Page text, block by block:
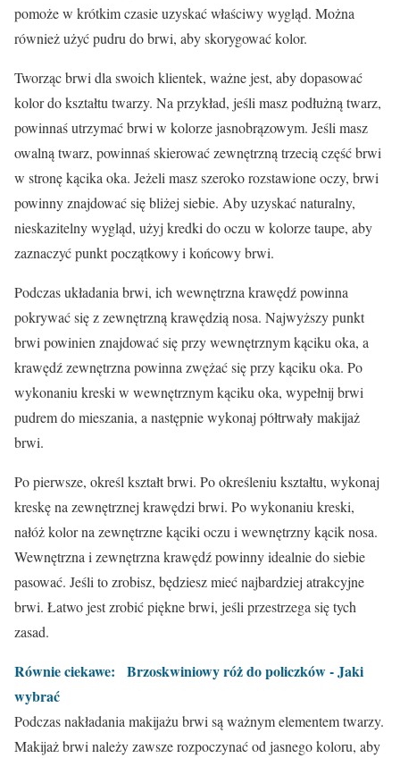
pomoże w krótkim czasie uzyskać właściwy wygląd. Można
również użyć pudru do brwi, aby skorygować kolor.
Tworząc brwi dla swoich klientek, ważne jest, aby dopasować
kolor do kształtu twarzy. Na przykład, jeśli masz podłużną twarz,
powinnaś utrzymać brwi w kolorze jasnobrązowym. Jeśli masz
owalną twarz, powinnaś skierować zewnętrzną trzecią część brwi
w stronę kącika oka. Jeżeli masz szeroko rozstawione oczy, brwi
powinny znajdować się bliżej siebie. Aby uzyskać naturalny,
nieskazitelny wygląd, użyj kredki do oczu w kolorze taupe, aby
zaznaczyć punkt początkowy i końcowy brwi.
Podczas układania brwi, ich wewnętrzna krawędź powinna
pokrywać się z zewnętrzną krawędzią nosa. Najwyższy punkt
brwi powinien znajdować się przy wewnętrznym kąciku oka, a
krawędź zewnętrzna powinna zwężać się przy kąciku oka. Po
wykonaniu kreski w wewnętrznym kąciku oka, wypełnij brwi
pudrem do mieszania, a następnie wykonaj półtrwały makijaż
brwi.
Po pierwsze, określ kształt brwi. Po określeniu kształtu, wykonaj
kreskę na zewnętrznej krawędzi brwi. Po wykonaniu kreski,
nałóż kolor na zewnętrzne kąciki oczu i wewnętrzny kącik nosa.
Wewnętrzna i zewnętrzna krawędź powinny idealnie do siebie
pasować. Jeśli to zrobisz, będziesz mieć najbardziej atrakcyjne
brwi. Łatwo jest zrobić piękne brwi, jeśli przestrzega się tych
zasad.
Równie ciekawe:
Brzoskwiniowy róż do policzków - Jaki
wybrać
Podczas nakładania makijażu brwi są ważnym elementem twarzy.
Makijaż brwi należy zawsze rozpoczynać od jasnego koloru, aby